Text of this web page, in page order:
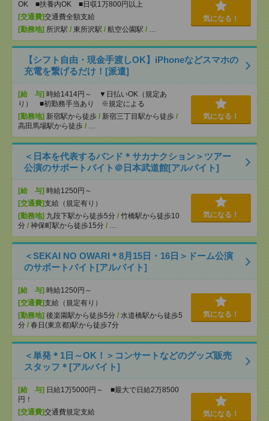
OK ■扶養内OK ■日収1万800円以上
[交通費]交通費全額支給
[勤務地] 所沢駅 / 東所沢駅 / 航空公園駅 / …
気になる！
【シフト自由・現金手渡しOK】iPhoneなどスマホの
充電を繋げるだけ！[派遣]
[給 与] 時給1414円～ ▼日払いOK（規定あ
り） ■初勤務手当あり ※規定による
[勤務地] 新宿駅から徒歩 / 新宿三丁目駅から徒歩 /
高田馬場駅から徒歩 / …
気になる！
＜日本を代表するバンド＊サカナクション＞ツアー
公演のサポートバイト＠日本武道館[アルバイト]
[給 与] 時給1250円～
[交通費]支給（規定有り）
[勤務地] 九段下駅から徒歩5分 / 竹橋駅から徒歩10
分 / 神保町駅から徒歩15分 / …
気になる！
＜SEKAI NO OWARI＊8月15日・16日＞ドーム公演
のサポートバイト[アルバイト]
[給 与] 時給1250円～
[交通費]支給（規定有り）
[勤務地] 後楽園駅から徒歩5分 / 水道橋駅から徒歩5
分 / 春日(東京都)駅から徒歩7分
気になる！
＜単発＊1日～OK！＞コンサートなどのグッズ販売
スタッフ＊[アルバイト]
[給 与] 日給1万5000円～ ■最大で日給2万8500
円！
[交通費]交通費規定支給
気になる！